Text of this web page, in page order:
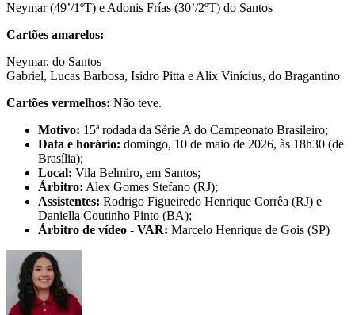
Neymar (49’/1ºT) e Adonis Frías (30’/2ºT) do Santos
Cartões amarelos:
Neymar, do Santos
Gabriel, Lucas Barbosa, Isidro Pitta e Alix Vinícius, do Bragantino
Cartões vermelhos: Não teve.
Motivo: 15ª rodada da Série A do Campeonato Brasileiro;
Data e horário: domingo, 10 de maio de 2026, às 18h30 (de
Brasília);
Local: Vila Belmiro, em Santos;
Árbitro: Alex Gomes Stefano (RJ);
Assistentes: Rodrigo Figueiredo Henrique Corrêa (RJ) e
Daniella Coutinho Pinto (BA);
Árbitro de vídeo - VAR: Marcelo Henrique de Gois (SP)